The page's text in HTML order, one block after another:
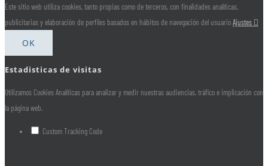
Este sitio web utiliza cookies, tanto propias como de terceros, con finalidades analíticas,
publicitarias y elaboración de perfiles basados en hábitos de navegación del usuarioAjustes
OK
Estadisticas de visitas
Utilizamos Cookies Analíticas para analizar y medir nuestras audiencias, tráfico e implicación con
la página web.
Custom Tracking Code